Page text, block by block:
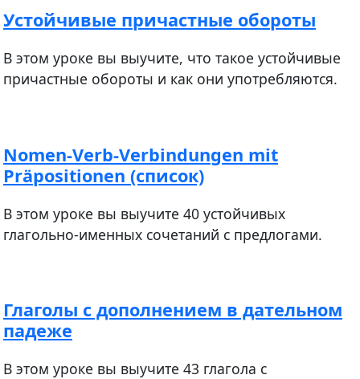
Устойчивые причастные обороты
В этом уроке вы выучите, что такое устойчивые
причастные обороты и как они употребляются.
Nomen-Verb-Verbindungen mit
Präpositionen (список)
В этом уроке вы выучите 40 устойчивых
глагольно-именных сочетаний с предлогами.
Глаголы с дополнением в дательном
падеже
В этом уроке вы выучите 43 глагола с